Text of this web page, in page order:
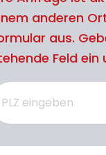
anderen
aus.
Feld ein